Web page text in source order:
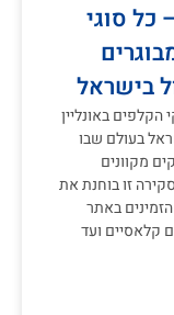
כל סוגי
בישראל
הקלפים באונליין
בעולם שבו
מקוונים
זו בוחנת את
באתר
קלאסיים ועד